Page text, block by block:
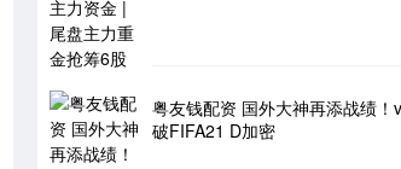
粤友钱配资 国外大神再添战绩！
破FIFA21 D加密